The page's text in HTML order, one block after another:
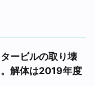
ービルの取り壊
解体は2019年度